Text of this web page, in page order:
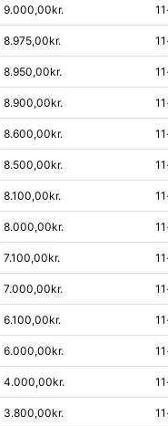
9.000,00kr.
8.975,00kr.
8.950,00kr.
8.900,00kr.
8.600,00kr.
8.500,00kr.
8.100,00kr.
8.000,00kr.
7.100,00kr.
7.000,00kr.
6.100,00kr.
6.000,00kr.
4.000,00kr.
3.800,00kr.